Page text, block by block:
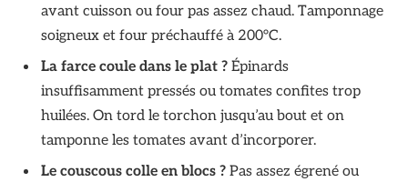
avant cuisson ou four pas assez chaud. Tamponnage
soigneux et four préchauffé à 200°C.
La farce coule dans le plat ? Épinards
insuffisamment pressés ou tomates confites trop
huilées. On tord le torchon jusqu’au bout et on
tamponne les tomates avant d’incorporer.
Le couscous colle en blocs ? Pas assez égrené ou